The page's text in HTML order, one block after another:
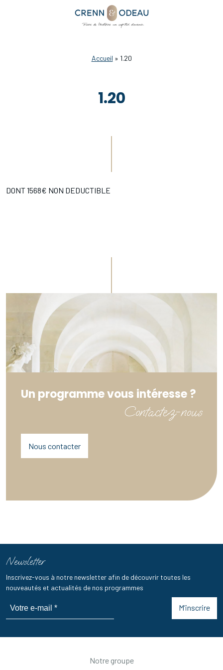
Accueil » 1.20
1.20
DONT 1568€ NON DEDUCTIBLE
Un programme vous intéresse ?
Contactez-nous
Nous contacter
Newsletter
Inscrivez-vous à notre newsletter afin de découvrir toutes les
nouveautés et actualités de nos programmes
M’inscrire
Notre groupe